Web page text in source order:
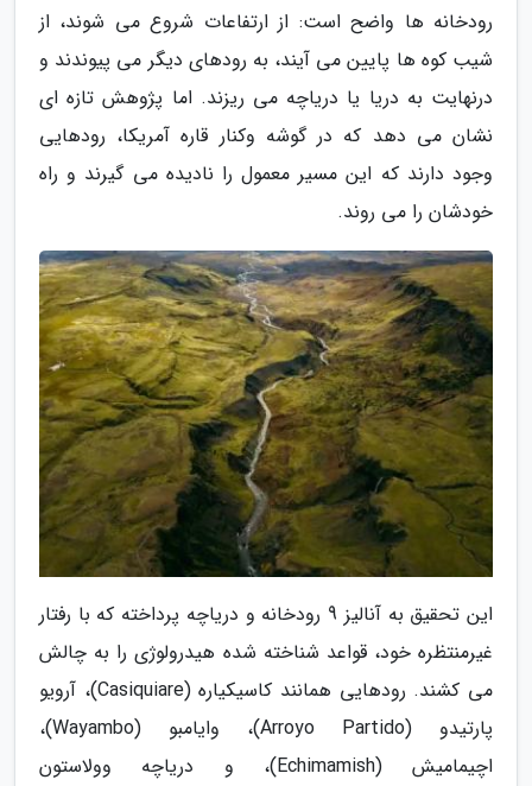
رودخانه ها واضح است: از ارتفاعات شروع می شوند، از
شیب کوه ها پایین می آیند، به رودهای دیگر می پیوندند و
درنهایت به دریا یا دریاچه می ریزند. اما پژوهش تازه ای
نشان می دهد که در گوشه وکنار قاره آمریکا، رودهایی
وجود دارند که این مسیر معمول را نادیده می گیرند و راه
خودشان را می روند.
این تحقیق به آنالیز 9 رودخانه و دریاچه پرداخته که با رفتار
غیرمنتظره خود، قواعد شناخته شده هیدرولوژی را به چالش
می کشند. رودهایی همانند کاسیکیاره (Casiquiare)، آرویو
پارتیدو (Arroyo Partido)، وایامبو (Wayambo)،
اچیمامیش (Echimamish)، و دریاچه وولاستون